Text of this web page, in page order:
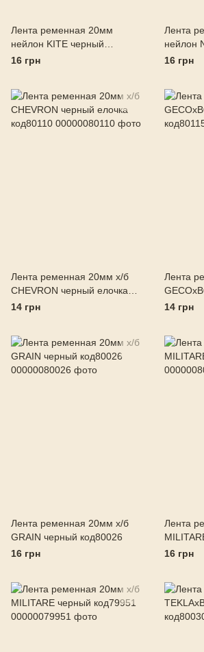
Лента ременная 20мм
нейлон KITE черный
код80024
16 грн
Лента
нейлон
код80034
16 грн
Лента ременная 20мм х/б
CHEVRON черный елочка
код80110
14 грн
Лента
код80115
14 грн
Лента ременная 20мм х/б
GRAIN черный код80026
16 грн
Лента
16 грн